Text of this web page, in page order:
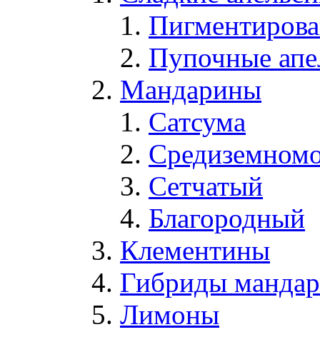
Пупочные
Мандарины
Сатсума
Сетчатый
Благородный
Клементины
Гибриды
Лимоны